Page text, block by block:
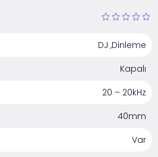
DJ ,Dinleme
Kapalı
20 – 20kHz
40mm
Var